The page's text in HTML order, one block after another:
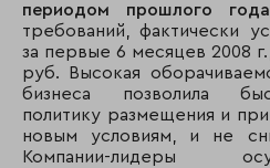
30 Вятка-
31
33
периодом прошлого года
требований, фактически
за первые 6 месяцев 2008
руб. Высокая
бизнеса позволила
политику размещения и
новым условиям, и не
Компании-лидеры